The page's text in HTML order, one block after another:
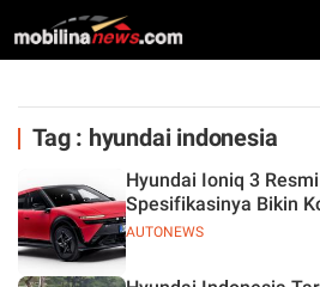
Tag : hyundai indonesia
AUTONEWS
Hyundai Ioniq 3
Spesifikasinya Bikin